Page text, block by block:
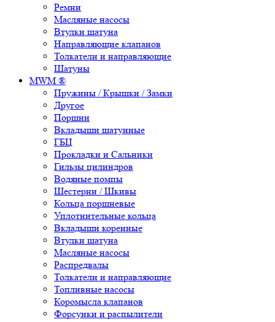
Ремни
Масляные насосы
Втулки шатуна
Направляющие клапанов
Толкатели и направляющие
Шатуны
MWM ®
Пружины / Крышки / Замки
Другое
Поршни
Вкладыши шатунные
ГБЦ
Прокладки и Сальники
Гильзы цилиндров
Водяные помпы
Шестерни / Шкивы
Кольца поршневые
Уплотнительные кольца
Вкладыши коренные
Втулки шатуна
Масляные насосы
Распредвалы
Толкатели и направляющие
Топливные насосы
Коромысла клапанов
Форсунки и распылители